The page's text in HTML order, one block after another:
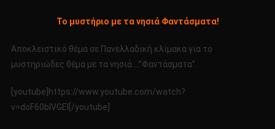
Το μυστήριο με τα νησιά Φαντάσματα!
Αποκλειστικό θέμα σε Πανελλαδική κλίμακα για το
μυστηριώδες θέμα με τα νησιά …”Φαντάσματα”.
[youtube]https://www.youtube.com/watch?
v=doF60bIVGEI[/youtube]